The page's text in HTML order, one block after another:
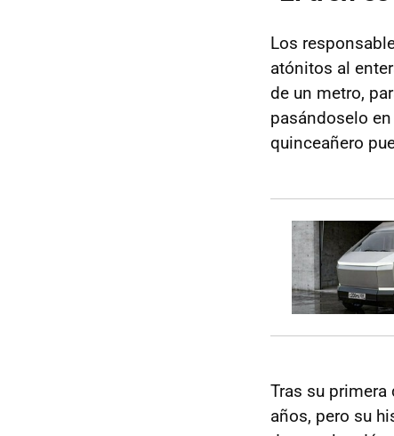
Los
atónitos al
de un metro,
pasándoselo
quinceañero
Tras su
años, pero su